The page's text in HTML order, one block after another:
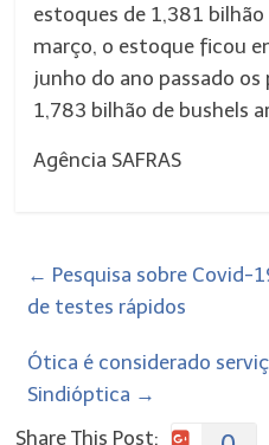
estoques de 1,381 bilhão
março, o estoque ficou
junho do ano passado
1,783 bilhão de bushels
Agência SAFRAS
← Pesquisa sobre Covid-
de testes rápidos
Ótica é considerado
Sindióptica →
Share This Post: